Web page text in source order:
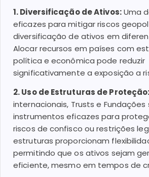
1. Diversificação de Ativos:Uma
eficazes para mitigar riscos
diversificação de ativos em
Alocar recursos em países com
política e econômica pode reduzir
significativamente a exposição a
2. Uso de Estruturas de Proteção:
internacionais, Trusts e Fundações
instrumentos eficazes para
riscos de confisco ou restrições
estruturas proporcionam
permitindo que os ativos sejam
eficiente, mesmo em tempos de